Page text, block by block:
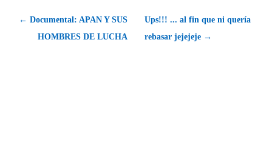
← Documental: APAN Y SUS
HOMBRES DE LUCHA
Ups!!! ... al fin que ni quería
rebasar jejejeje →